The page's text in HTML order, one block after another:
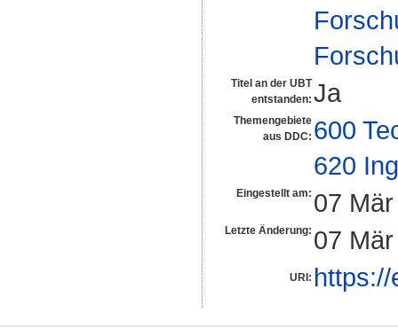
Titel an der UBT
entstanden: Ja
Themengebiete
aus DDC: 600
620
Eingestellt am: 07
Letzte Änderung: 07
URI: